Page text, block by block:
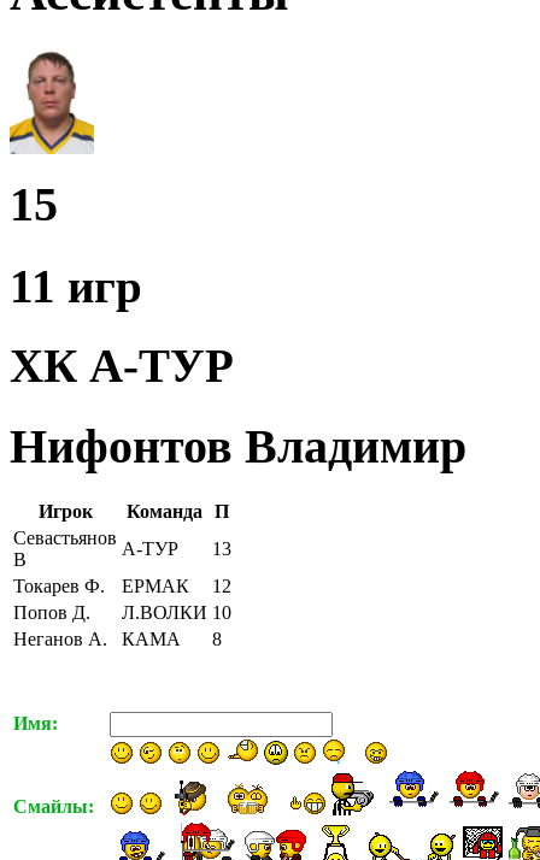
15
11 игр
ХК А-ТУР
Нифонтов Владимир
Игрок Команда
П
Севастьянов
В
А-ТУР
13
Токарев Ф.
ЕРМАК
12
Попов Д.
Л.ВОЛКИ 10
Неганов А.
КАМА 8
Имя:
Смайлы: